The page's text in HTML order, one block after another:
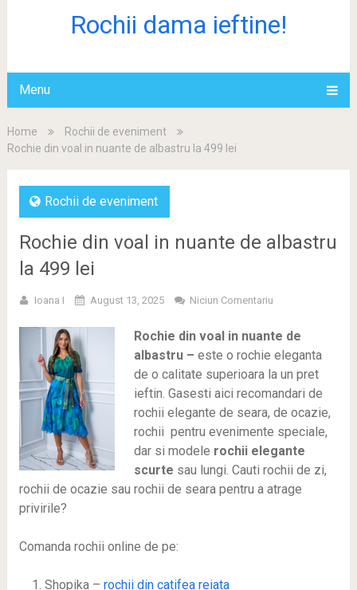
Rochii dama ieftine!
Menu
Home
Rochii de eveniment
Rochie din voal in nuante de albastru la 499 lei
Rochii de eveniment
Rochie din voal in nuante de albastru
la 499 lei
Ioana I August 13, 2025 Niciun Comentariu
Rochie din voal in nuante de
albastru – este o rochie eleganta
de o calitate superioara la un pret
ieftin. Gasesti aici recomandari de
rochii elegante de seara, de ocazie,
rochii pentru evenimente speciale,
dar si modele rochii elegante
scurte sau lungi. Cauti rochii de zi,
rochii de ocazie sau rochii de seara pentru a atrage
privirile?
Comanda rochii online de pe:
Shopika – rochii din catifea reiata